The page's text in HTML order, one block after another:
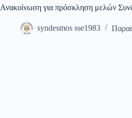
σελίδα
Ανακοίνωση για πρόσκληση μελών
syndesmos sse1983